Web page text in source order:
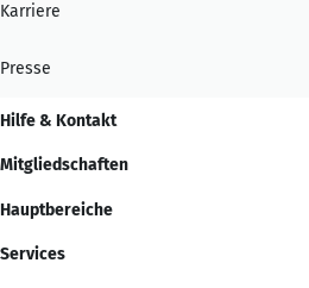
Karriere
Presse
Hilfe & Kontakt
Mitgliedschaften
Hauptbereiche
Services